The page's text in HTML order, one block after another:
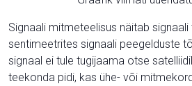
Signaali mitmeteelisus näitab
sentimeetrites signaali peegelduste
signaal ei tule tugijaama otse
teekonda pidi, kas ühe- või